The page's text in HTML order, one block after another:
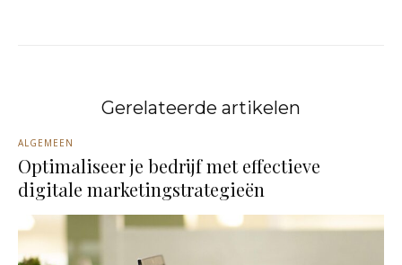
Gerelateerde artikelen
ALGEMEEN
Optimaliseer je bedrijf met effectieve
digitale marketingstrategieën